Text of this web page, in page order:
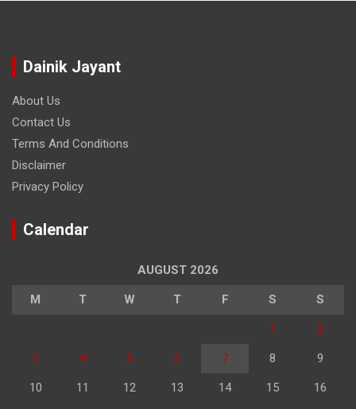
Dainik Jayant
About Us
Contact Us
Terms And Conditions
Disclaimer
Privacy Policy
Calendar
AUGUST 2026
M T W T F S S
1 2
3 4 5 6 7 8 9
10 11 12 13 14 15 16